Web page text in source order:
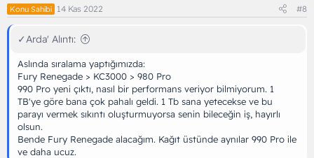
Konu Sahibi 14 Kas 2022 #8
✓Arda' Alıntı:
Aslında sıralama yaptığımızda:
Fury Renegade > KC3000 > 980 Pro
990 Pro yeni çıktı, nasıl bir performans veriyor bilmiyorum. 1
TB'ye göre bana çok pahalı geldi. 1 Tb sana yetecekse ve bu
parayı vermek sıkıntı oluşturmuyorsa senin bileceğin iş, hayırlı
olsun.
Bende Fury Renegade alacağım. Kağıt üstünde aynılar 990 Pro ile
ve daha ucuz.